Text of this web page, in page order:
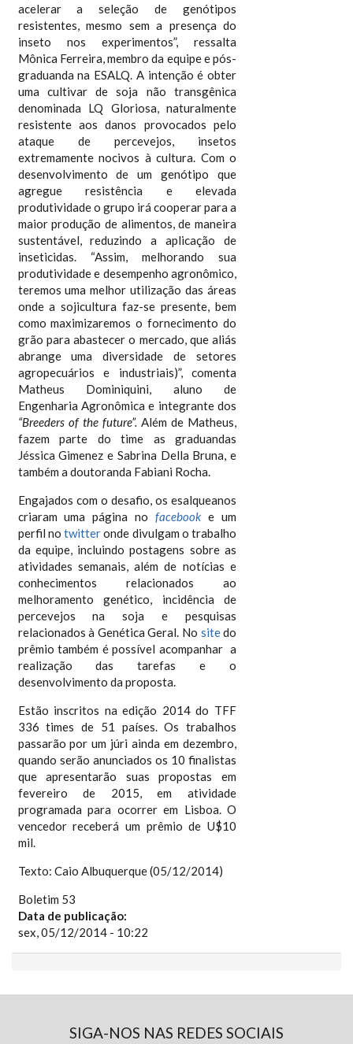
acelerar a seleção de genótipos
resistentes, mesmo sem a presença do
inseto nos experimentos”, ressalta
Mônica Ferreira, membro da equipe e pós-
graduanda na ESALQ. A intenção é obter
uma cultivar de soja não transgênica
denominada LQ Gloriosa, naturalmente
resistente aos danos provocados pelo
ataque de percevejos, insetos
extremamente nocivos à cultura. Com o
desenvolvimento de um genótipo que
agregue resistência e elevada
produtividade o grupo irá cooperar para a
maior produção de alimentos, de maneira
sustentável, reduzindo a aplicação de
inseticidas. “Assim, melhorando sua
produtividade e desempenho agronômico,
teremos uma melhor utilização das áreas
onde a sojicultura faz-se presente, bem
como maximizaremos o fornecimento do
grão para abastecer o mercado, que aliás
abrange uma diversidade de setores
agropecuários e industriais)”, comenta
Matheus Dominiquini, aluno de
Engenharia Agronômica e integrante dos
“Breeders of the future”. Além de Matheus,
fazem parte do time as graduandas
Jéssica Gimenez e Sabrina Della Bruna, e
também a doutoranda Fabiani Rocha.
Engajados com o desafio, os esalqueanos
criaram uma página nofacebook e um
perfil notwitteronde divulgam o trabalho
da equipe, incluindo postagens sobre as
atividades semanais, além de notícias e
conhecimentos relacionados ao
melhoramento genético, incidência de
percevejos na soja e pesquisas
relacionados à Genética Geral. No sitedo
prêmio também é possível acompanhar a
realização das tarefas e o
desenvolvimento da proposta.
Estão inscritos na edição 2014 do TFF
336 times de 51 países. Os trabalhos
passarão por um júri ainda em dezembro,
quando serão anunciados os 10 finalistas
que apresentarão suas propostas em
fevereiro de 2015, em atividade
programada para ocorrer em Lisboa. O
vencedor receberá um prêmio de U$10
mil.
Texto: Caio Albuquerque (05/12/2014)
Boletim 53
Data de publicação:
sex, 05/12/2014 - 10:22
SIGA-NOS NAS REDES SOCIAIS